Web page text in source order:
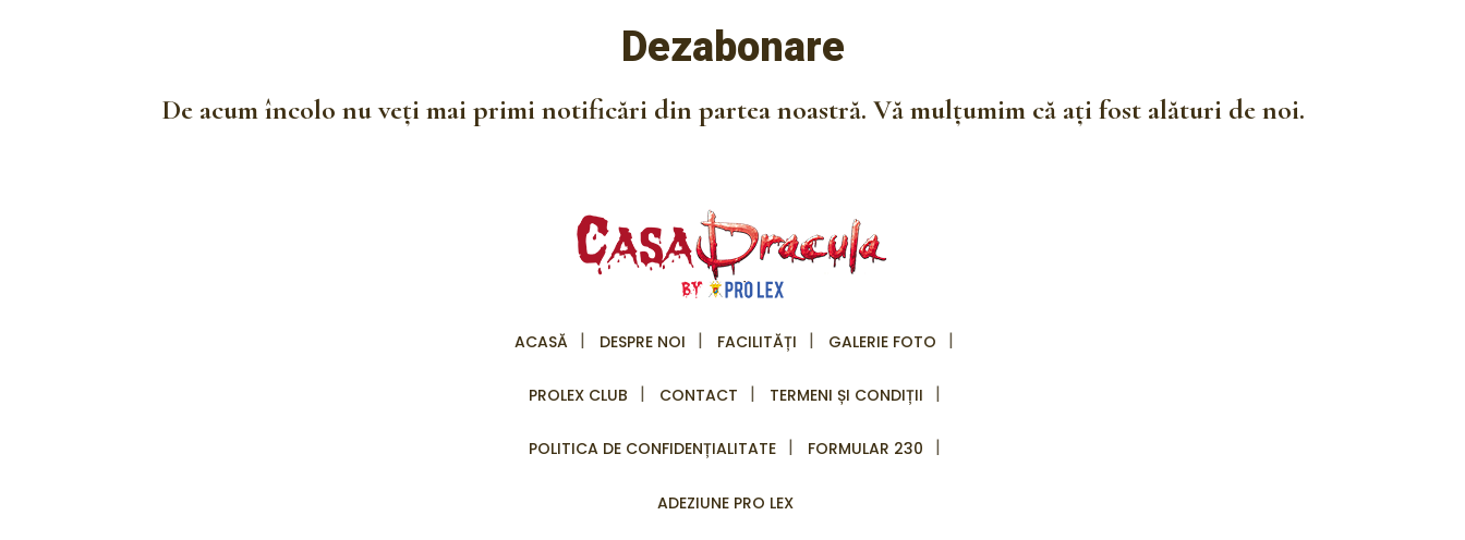
Dezabonare
De acum încolo nu veți mai primi notificări din partea noastră. Vă mulțumim că ați fost alături de noi.
ACASĂ DESPRE NOI FACILITĂȚI GALERIE FOTO
PROLEX CLUB CONTACT TERMENI ȘI CONDIȚII
POLITICA DE CONFIDENȚIALITATE FORMULAR 230
ADEZIUNE PRO LEX